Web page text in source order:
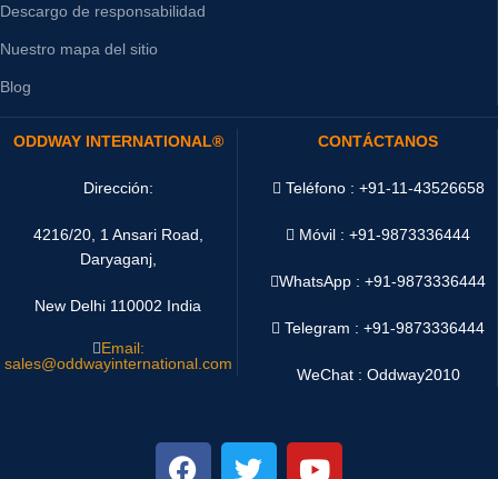
Descargo de responsabilidad
Nuestro mapa del sitio
Blog
ODDWAY INTERNATIONAL®
Dirección:
4216/20, 1 Ansari Road,
Daryaganj,
New Delhi 110002 India
Email:
sales@oddwayinternational.com
CONTÁCTANOS
Teléfono : +91-11-43526658
Móvil : +91-9873336444
WhatsApp :+91-9873336444
Telegram : +91-9873336444
WeChat : Oddway2010